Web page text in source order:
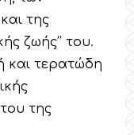
της
ζωής’’ του.
και τερατώδη
της